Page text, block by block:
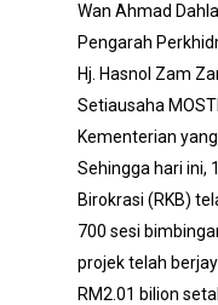
Wan Ahmad
Pengarah
Hj. Hasnol Zam
Setiausaha
Kementerian
Sehingga hari ini,
Birokrasi (RKB)
700 sesi
projek telah
RM2.01 bilion